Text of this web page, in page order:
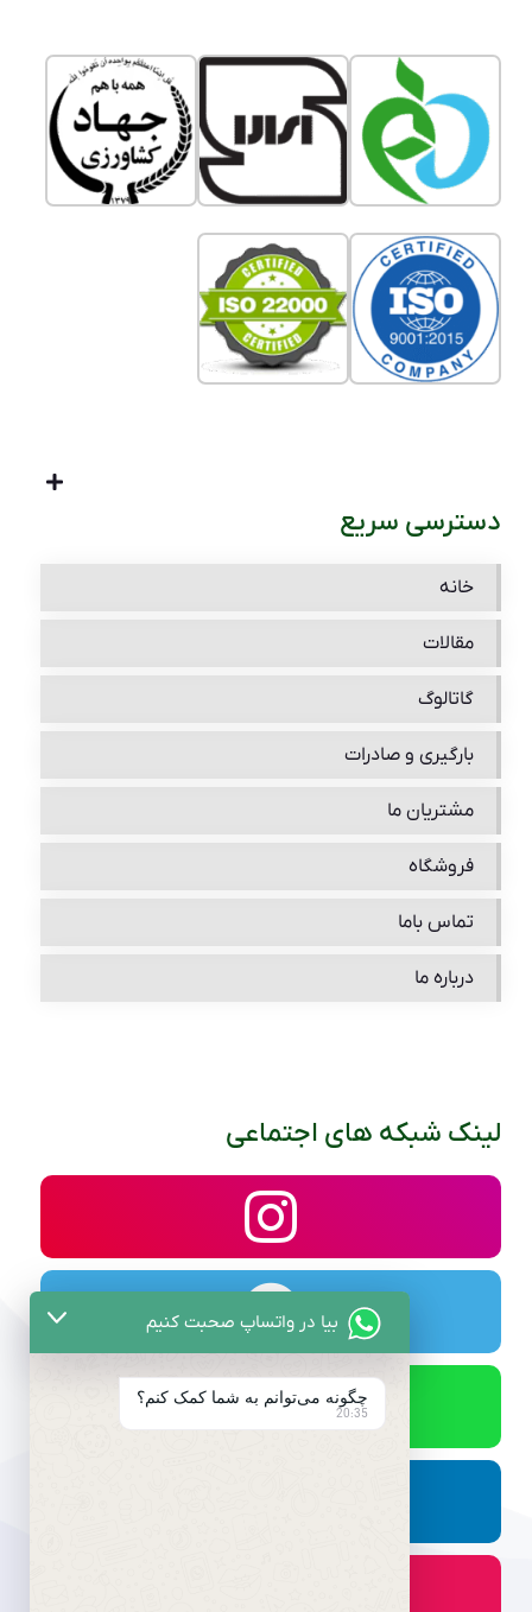
دسترسی سریع
خانه
مقالات
گاتالوگ
بارگیری و صادرات
مشتریان ما
فروشگاه
تماس باما
درباره ما
لینک شبکه های اجتماعی
بیا در واتساپ صحبت کنیم
چگونه می‌توانم به شما کمک کنم؟
20:35